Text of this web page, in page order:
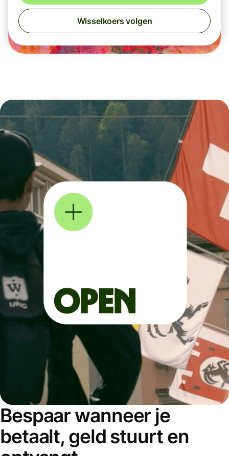
Wisselkoers volgen
Bespaar wanneer je
betaalt, geld stuurt en